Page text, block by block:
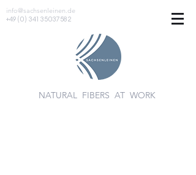
info@sachsenleinen.de
+49 (0) 341 35037582
NATURAL FIBERS AT WORK